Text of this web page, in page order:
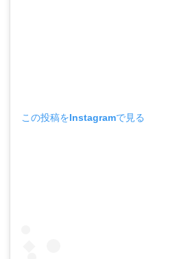
この投稿をInstagramで見る